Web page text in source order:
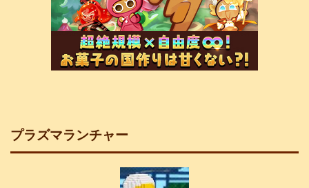
プラズマランチャー